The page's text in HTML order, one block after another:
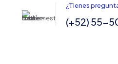
¿Tienes
(+52) 55-